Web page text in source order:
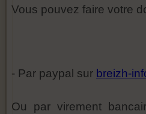
Vous pouvez faire votre
- Par paypal sur breizh-
Ou par virement